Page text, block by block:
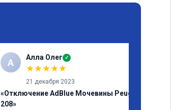
А Алла Олег ✓
★★★★★
21 декабря 2023
«Отключение AdBlue Мочевины Peugeot
208»